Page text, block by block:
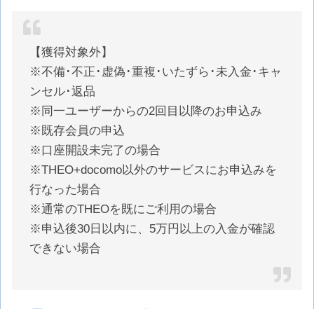
【獲得対象外】
※不備･不正･虚偽･重複･いたずら･未入金･キャ
ンセル･返品
※同一ユーザーからの2回目以降のお申込み
※既存会員の申込
※口座開設未完了の場合
※THEO+docomo以外のサービスにお申込みを
行なった場合
※通常のTHEOを既にご利用の場合
※申込後30日以内に、5万円以上の入金が確認
できない場合